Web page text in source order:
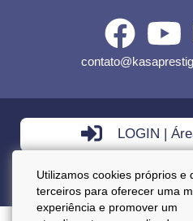
Utilizamos cookies próprios e
terceiros para oferecer uma
experiência e promover um
LOGIN |
VENDA - LOCAÇÃO -